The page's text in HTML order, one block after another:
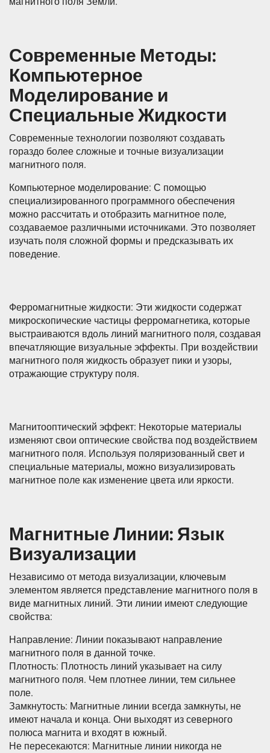
Современные Методы:
Компьютерное
Моделирование и
Специальные Жидкости
Современные технологии позволяют создавать
гораздо более сложные и точные визуализации
магнитного поля.
Компьютерное моделирование: С помощью
специализированного программного обеспечения
можно рассчитать и отобразить магнитное поле,
создаваемое различными источниками. Это позволяет
изучать поля сложной формы и предсказывать их
поведение.
Ферромагнитные жидкости: Эти жидкости содержат
микроскопические частицы ферромагнетика, которые
выстраиваются вдоль линий магнитного поля, создавая
впечатляющие визуальные эффекты. При воздействии
магнитного поля жидкость образует пики и узоры,
отражающие структуру поля.
Магнитооптический эффект: Некоторые материалы
изменяют свои оптические свойства под воздействием
магнитного поля. Используя поляризованный свет и
специальные материалы, можно визуализировать
магнитное поле как изменение цвета или яркости.
Магнитные Линии: Язык
Визуализации
Независимо от метода визуализации, ключевым
элементом является представление магнитного поля в
виде магнитных линий. Эти линии имеют следующие
свойства:
Направление: Линии показывают направление
магнитного поля в данной точке.
Плотность: Плотность линий указывает на силу
магнитного поля. Чем плотнее линии, тем сильнее
поле.
Замкнутость: Магнитные линии всегда замкнуты, не
имеют начала и конца. Они выходят из северного
полюса магнита и входят в южный.
Не пересекаются: Магнитные линии никогда не